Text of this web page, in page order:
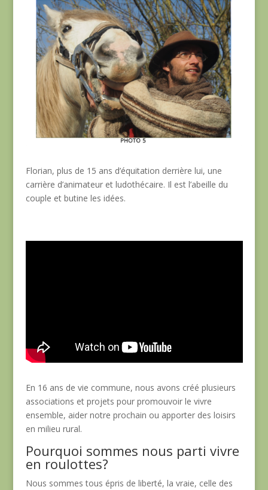
Florian, plus de 15 ans d’équitation derrière lui, une
carrière d’animateur et ludothécaire. Il est l’abeille du
couple et butine les idées.
En 16 ans de vie commune, nous avons créé plusieurs
associations et projets pour promouvoir le vivre
ensemble, aider notre prochain ou apporter des loisirs
en milieu rural.
Pourquoi sommes nous parti vivre
en roulottes?
Nous sommes tous épris de liberté, la vraie, celle des